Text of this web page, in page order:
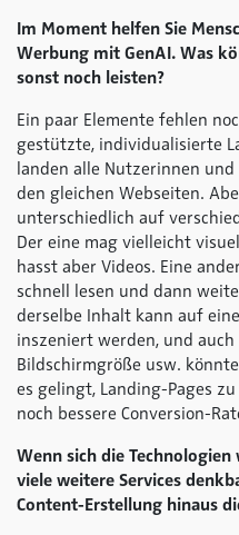
Im Moment helfen Sie
Werbung mit GenAI. Was
sonst noch leisten?
Ein paar Elemente fehlen
gestützte, individualisierte
landen alle Nutzerinnen
den gleichen Webseiten.
unterschiedlich auf
Der eine mag vielleicht
hasst aber Videos. Eine
schnell lesen und dann
derselbe Inhalt kann auf
inszeniert werden, und
Bildschirmgröße usw.
es gelingt, Landing-Pages
noch bessere Conversion-
Wenn sich die
viele weitere Services
Content-Erstellung hinaus